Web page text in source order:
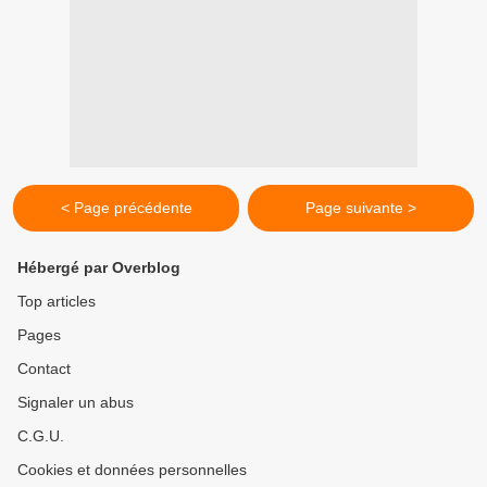
< Page précédente Page suivante >
Hébergé par Overblog
Top articles
Pages
Contact
Signaler un abus
C.G.U.
Cookies et données personnelles